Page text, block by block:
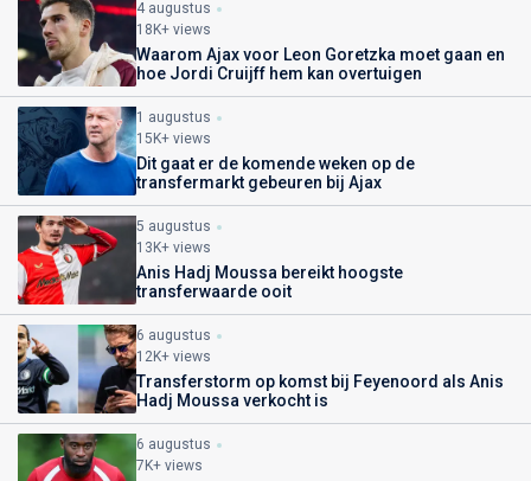
4 augustus
18K+ views
Waarom Ajax voor Leon Goretzka moet gaan en
hoe Jordi Cruijff hem kan overtuigen
1 augustus
15K+ views
Dit gaat er de komende weken op de
transfermarkt gebeuren bij Ajax
5 augustus
13K+ views
Anis Hadj Moussa bereikt hoogste
transferwaarde ooit
6 augustus
12K+ views
Transferstorm op komst bij Feyenoord als Anis
Hadj Moussa verkocht is
6 augustus
7K+ views